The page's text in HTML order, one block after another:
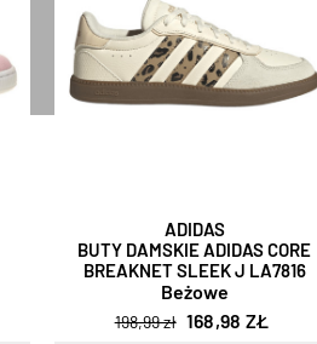
ADIDAS
BUTY DAMSKIE ADIDAS CORE
BREAKNET SLEEK J LA7816
Beżowe
198,99 zł 168,98 ZŁ